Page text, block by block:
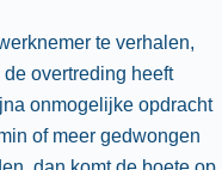
te verhalen,
overtreding heeft
onmogelijke opdracht
of meer gedwongen